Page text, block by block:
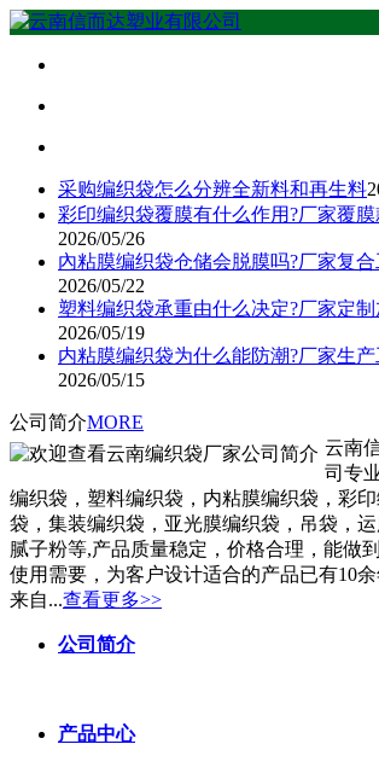
采购编织袋怎么分辨全新料和再生料
彩印编织袋覆膜有什么作用?厂家覆
2026/05/26
內粘膜编织袋仓储会脱膜吗?厂家复
2026/05/22
塑料编织袋承重由什么决定?厂家定
2026/05/19
内粘膜编织袋为什么能防潮?厂家生
2026/05/15
公司简介MORE
云南
司专
编织袋，塑料编织袋，内粘膜编织袋，彩
袋，集装编织袋，亚光膜编织袋，吊袋，运
腻子粉等,产品质量稳定，价格合理，能做
使用需要，为客户设计适合的产品已有10
来自...查看更多>>
公司简介
产品中心